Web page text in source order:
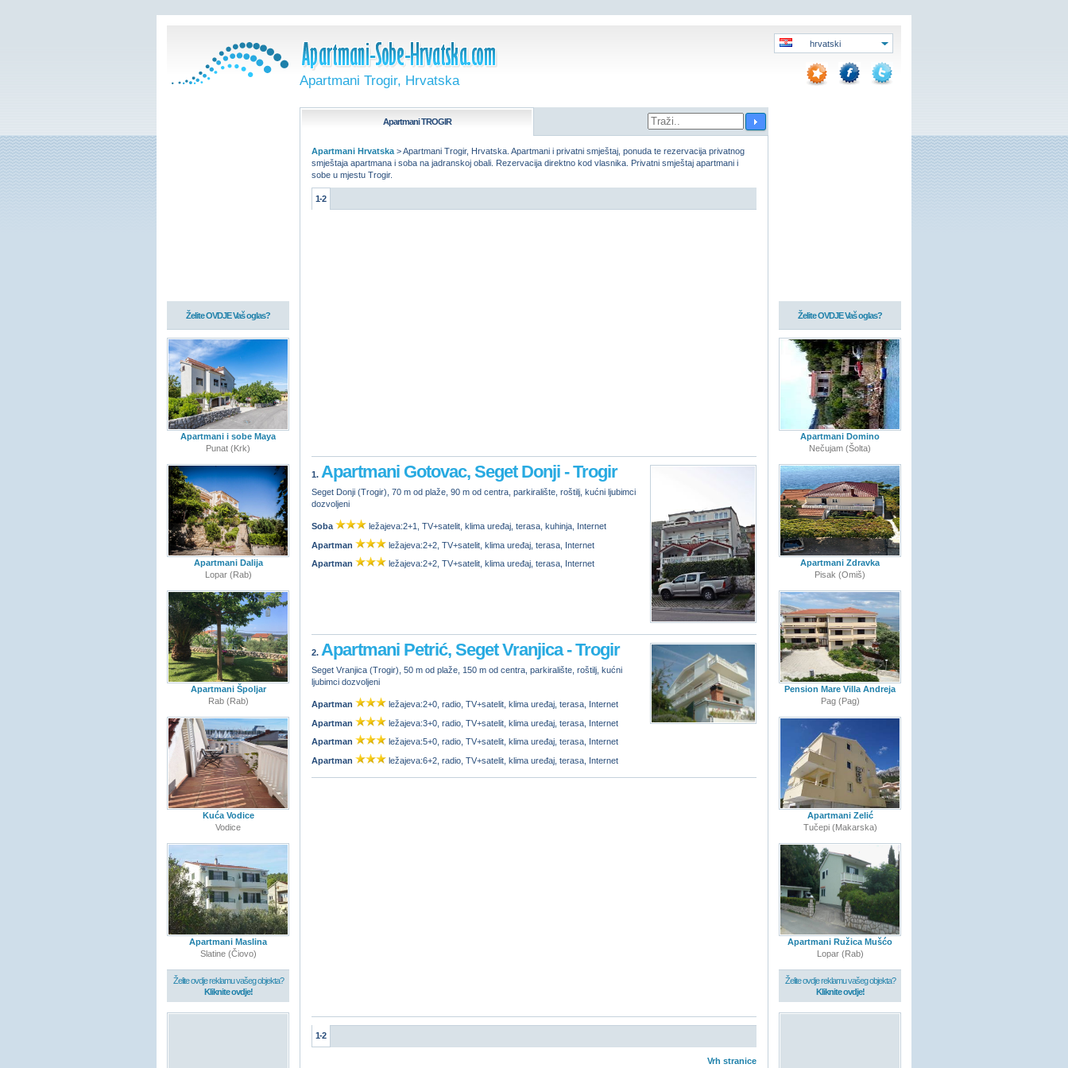
Apartmani Trogir, Hrvatska
hrvatski
ApartmaniTROGIR
Apartmani Hrvatska >Apartmani Trogir, Hrvatska. Apartmani i privatni smještaj, ponuda te rezervacija privatnog
smještaja apartmana i soba na jadranskoj obali. Rezervacija direktno kod vlasnika. Privatni smještaj apartmani i
sobe u mjestu Trogir.
1-2
1. Apartmani Gotovac, Seget Donji - Trogir
Seget Donji (Trogir), 70 m od plaže, 90 m od centra, parkiralište, roštilj, kućni ljubimci
dozvoljeni
Soba
ležajeva:2+1, TV+satelit, klima uređaj, terasa, kuhinja, Internet
Apartman
ležajeva:2+2, TV+satelit, klima uređaj, terasa, Internet
Apartman
ležajeva:2+2, TV+satelit, klima uređaj, terasa, Internet
2. Apartmani Petrić, Seget Vranjica - Trogir
Seget Vranjica (Trogir), 50 m od plaže, 150 m od centra, parkiralište, roštilj, kućni
ljubimci dozvoljeni
Apartman
ležajeva:2+0, radio, TV+satelit, klima uređaj, terasa, Internet
Apartman
ležajeva:3+0, radio, TV+satelit, klima uređaj, terasa, Internet
Apartman
ležajeva:5+0, radio, TV+satelit, klima uređaj, terasa, Internet
Apartman
ležajeva:6+2, radio, TV+satelit, klima uređaj, terasa, Internet
1-2
Vrh stranice
Želite OVDJE Vaš oglas?
Apartmani i sobe Maya
Punat (Krk)
Apartmani Dalija
Lopar (Rab)
Apartmani Špoljar
Rab (Rab)
Kuća Vodice
Vodice
Apartmani Maslina
Slatine (Čiovo)
Želite ovdje reklamu vašeg objekta?
Kliknite ovdje!
Želite OVDJE Vaš oglas?
Apartmani Domino
Nečujam (Šolta)
Apartmani Zdravka
Pisak (Omiš)
Pension Mare Villa Andreja
Pag (Pag)
Apartmani Zelić
Tučepi (Makarska)
Apartmani Ružica Mušćo
Lopar (Rab)
Želite ovdje reklamu vašeg objekta?
Kliknite ovdje!